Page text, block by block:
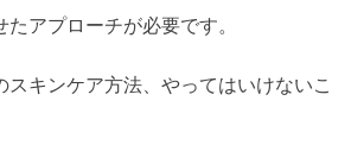
アプローチが必要です。
スキンケア方法、やってはいけないこ